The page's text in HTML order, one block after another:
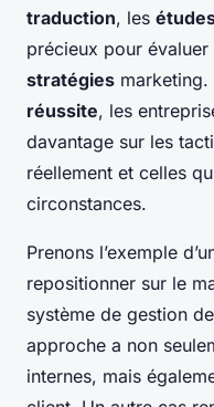
traduction, les
précieux pour évaluer
stratégies marketing.
réussite, les
davantage sur les
réellement et celles
circonstances.
Prenons l’exemple
repositionner sur le
système de gestion
approche a non
internes, mais